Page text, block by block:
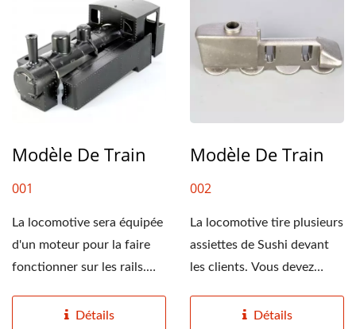
Modèle De Train
001
La locomotive sera équipée
d'un moteur pour la faire
fonctionner sur les rails.
Détails
Modèle De Train
002
La locomotive tire plusieurs
assiettes de Sushi devant
les clients. Vous devez
Détails